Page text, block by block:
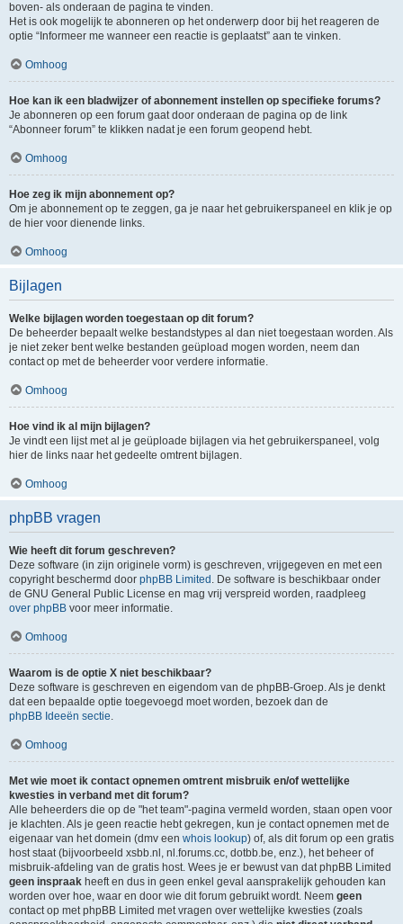
boven- als onderaan de pagina te vinden.
Het is ook mogelijk te abonneren op het onderwerp door bij het reageren de
optie “Informeer me wanneer een reactie is geplaatst” aan te vinken.
Omhoog
Hoe kan ik een bladwijzer of abonnement instellen op specifieke forums?
Je abonneren op een forum gaat door onderaan de pagina op de link
“Abonneer forum” te klikken nadat je een forum geopend hebt.
Omhoog
Hoe zeg ik mijn abonnement op?
Om je abonnement op te zeggen, ga je naar het gebruikerspaneel en klik je op
de hier voor dienende links.
Omhoog
Bijlagen
Welke bijlagen worden toegestaan op dit forum?
De beheerder bepaalt welke bestandstypes al dan niet toegestaan worden. Als
je niet zeker bent welke bestanden geüpload mogen worden, neem dan
contact op met de beheerder voor verdere informatie.
Omhoog
Hoe vind ik al mijn bijlagen?
Je vindt een lijst met al je geüploade bijlagen via het gebruikerspaneel, volg
hier de links naar het gedeelte omtrent bijlagen.
Omhoog
phpBB vragen
Wie heeft dit forum geschreven?
Deze software (in zijn originele vorm) is geschreven, vrijgegeven en met een
copyright beschermd door phpBB Limited . De software is beschikbaar onder
de GNU General Public License en mag vrij verspreid worden, raadpleeg
over phpBB voor meer informatie.
Omhoog
Waarom is de optie X niet beschikbaar?
Deze software is geschreven en eigendom van de phpBB-Groep. Als je denkt
dat een bepaalde optie toegevoegd moet worden, bezoek dan de
phpBB Ideeën sectie.
Omhoog
Met wie moet ik contact opnemen omtrent misbruik en/of wettelijke
kwesties in verband met dit forum?
Alle beheerders die op de "het team"-pagina vermeld worden, staan open voor
je klachten. Als je geen reactie hebt gekregen, kun je contact opnemen met de
eigenaar van het domein (dmv een whois lookup) of, als dit forum op een gratis
host staat (bijvoorbeeld xsbb.nl, nl.forums.cc, dotbb.be, enz.), het beheer of
misbruik-afdeling van de gratis host. Wees je er bewust van dat phpBB Limited
geen inspraak heeft en dus in geen enkel geval aansprakelijk gehouden kan
worden over hoe, waar en door wie dit forum gebruikt wordt. Neem geen
contact op met phpBB Limited met vragen over wettelijke kwesties (zoals